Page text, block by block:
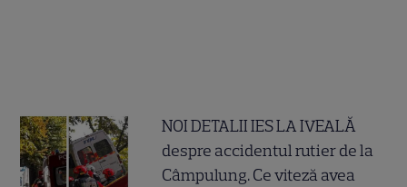
NOI DETALII IES LA IVEALĂ
despre accidentul rutier de la
Câmpulung. Ce viteză avea